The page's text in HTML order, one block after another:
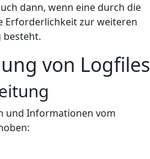
dann, wenn eine durch die
Erforderlichkeit zur weiteren
besteht.
von Logfiles
und Informationen vom